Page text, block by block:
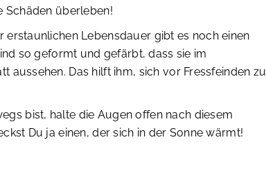
Schäden überleben!
erstaunlichen Lebensdauer gibt es noch einen
so geformt und gefärbt, dass sie im
aussehen. Das hilft ihm, sich vor Fressfeinden zu
bist, halte die Augen offen nach diesem
Du ja einen, der sich in der Sonne wärmt!